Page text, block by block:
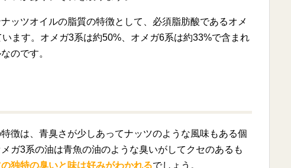
ッツオイルの脂質の特徴として、必須脂肪酸であるオメ
ます。オメガ3系は約50%、オメガ6系は約33%で含まれ
のです。
徴は、青臭さが少しあってナッツのような風味もある個
ガ3系の油は青魚の油のような臭いがしてクセのあるも
独特の臭いと味は好みがわかれるでしょう。